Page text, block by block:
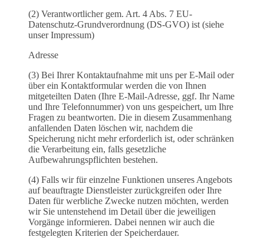
(2) Verantwortlicher gem. Art. 4 Abs. 7 EU-
Datenschutz-Grundverordnung (DS-GVO) ist (siehe
unser Impressum)
Adresse
(3) Bei Ihrer Kontaktaufnahme mit uns per E-Mail oder
über ein Kontaktformular werden die von Ihnen
mitgeteilten Daten (Ihre E-Mail-Adresse, ggf. Ihr Name
und Ihre Telefonnummer) von uns gespeichert, um Ihre
Fragen zu beantworten. Die in diesem Zusammenhang
anfallenden Daten löschen wir, nachdem die
Speicherung nicht mehr erforderlich ist, oder schränken
die Verarbeitung ein, falls gesetzliche
Aufbewahrungspflichten bestehen.
(4) Falls wir für einzelne Funktionen unseres Angebots
auf beauftragte Dienstleister zurückgreifen oder Ihre
Daten für werbliche Zwecke nutzen möchten, werden
wir Sie untenstehend im Detail über die jeweiligen
Vorgänge informieren. Dabei nennen wir auch die
festgelegten Kriterien der Speicherdauer.